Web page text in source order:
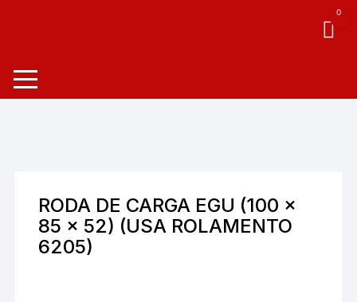
0
RODA DE CARGA EGU (100 x
85 x 52) (USA ROLAMENTO
6205)